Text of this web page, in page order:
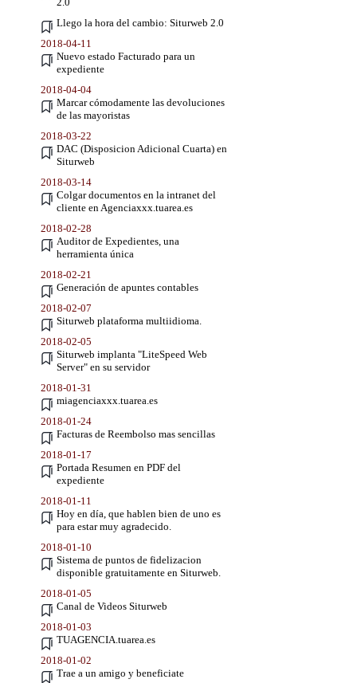
Llego la hora del cambio: Siturweb 2.0
2018-04-11
Nuevo estado Facturado para un
expediente
2018-04-04
Marcar cómodamente las devoluciones
de las mayoristas
2018-03-22
DAC (Disposicion Adicional Cuarta) en
Siturweb
2018-03-14
Colgar documentos en la intranet del
cliente en Agenciaxxx.tuarea.es
2018-02-28
Auditor de Expedientes, una
herramienta única
2018-02-21
Generación de apuntes contables
2018-02-07
Siturweb plataforma multiidioma.
2018-02-05
Siturweb implanta "LiteSpeed Web
Server" en su servidor
2018-01-31
miagenciaxxx.tuarea.es
2018-01-24
Facturas de Reembolso mas sencillas
2018-01-17
Portada Resumen en PDF del
expediente
2018-01-11
Hoy en día, que hablen bien de uno es
para estar muy agradecido.
2018-01-10
Sistema de puntos de fidelizacion
disponible gratuitamente en Siturweb.
2018-01-05
Canal de Videos Siturweb
2018-01-03
TUAGENCIA.tuarea.es
2018-01-02
Trae a un amigo y beneficiate